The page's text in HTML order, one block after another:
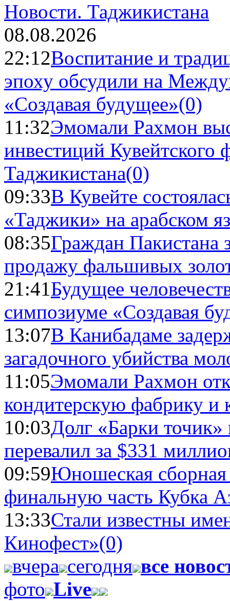
Новости. Таджикистана
08.08.2026
22:12Воспитание и
эпоху обсудили на
«Создавая будущее»(0)
11:32Эмомали Рахмон
инвестиций Кувейтского
Таджикистана(0)
09:33В Кувейте
«Таджики» на арабском
08:35Граждан Пакистана
продажу фальшивых
21:41Будущее
симпозиуме «Создавая
13:07В Канибадаме
загадочного убийства
11:05Эмомали Рахмон
кондитерскую фабрику и
10:03Долг «Барки
перевалил за $331
09:59Юношеская
финальную часть Кубка
13:33Стали известны
Кинофест»(0)
вчера сегодня все
фото Live